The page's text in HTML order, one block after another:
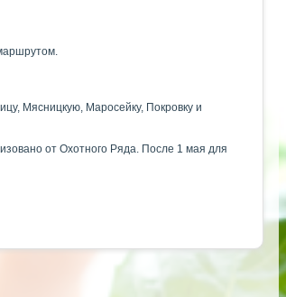
Мясницкую, Маросейку, Покровку и
от Охотного Ряда. После 1 мая для